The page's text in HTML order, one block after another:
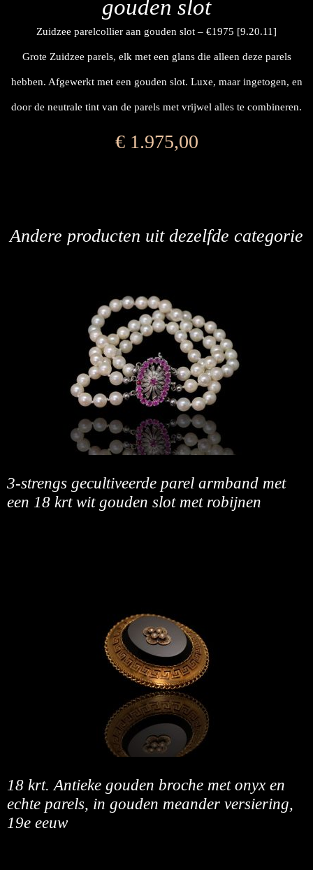
gouden slot
Zuidzee parelcollier aan gouden slot – €1975 [9.20.11]
Grote Zuidzee parels, elk met een glans die alleen deze parels
hebben. Afgewerkt met een gouden slot. Luxe, maar ingetogen, en
door de neutrale tint van de parels met vrijwel alles te combineren.
€1.975,00
Andere producten uit dezelfde categorie
3-strengs gecultiveerde parel armband met
een 18 krt wit gouden slot met robijnen
18 krt. Antieke gouden broche met onyx en
echte parels, in gouden meander versiering,
19e eeuw